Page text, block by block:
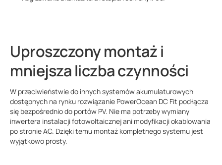
Uproszczony montaż i
mniejsza liczba czynności
W przeciwieństwie do innych systemów akumulaturowych
dostępnych na rynku rozwiązanie PowerOcean DC Fit podłącza
się bezpośrednio do portów PV. Nie ma potrzeby wymiany
inwertera instalacji fotowoltaicznej ani modyfikacji okablowania
po stronie AC. Dzięki temu montaż kompletnego systemu jest
wyjątkowo prosty.